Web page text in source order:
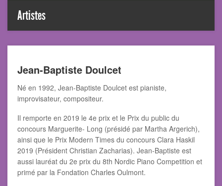
Artistes
Jean-Baptiste Doulcet
Né en 1992, Jean-Baptiste Doulcet est pianiste,
improvisateur, compositeur.
Il remporte en 2019 le 4e prix et le Prix du public du
concours Marguerite- Long (présidé par Martha Argerich),
ainsi que le Prix Modern Times du concours Clara Haskil
2019 (Président Christian Zacharias). Jean-Baptiste est
aussi lauréat du 2e prix du 8th Nordic Piano Competition et
primé par la Fondation Charles Oulmont.